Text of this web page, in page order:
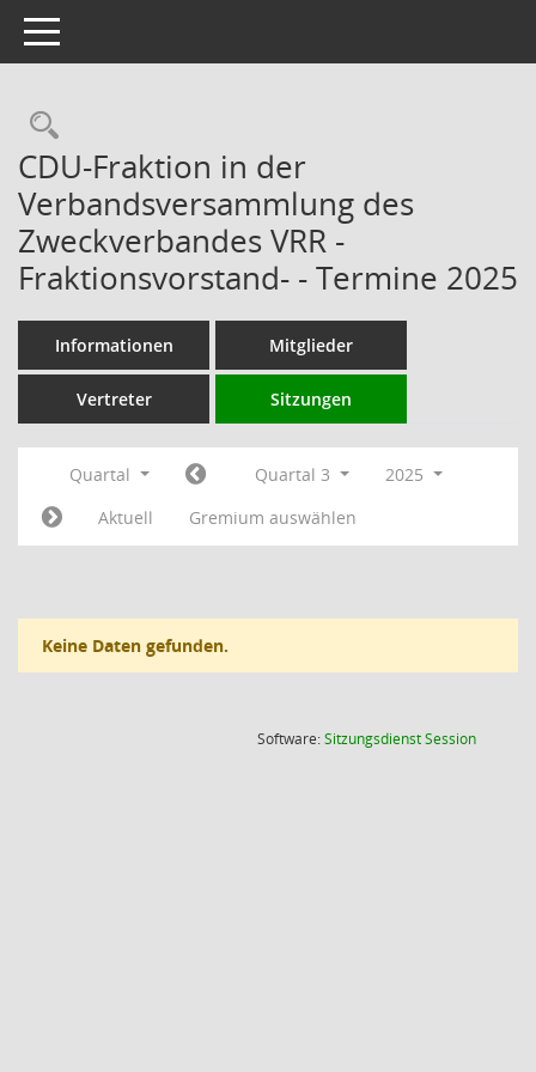
Toggle navigation
Rechercheauswahl
CDU-Fraktion in der
Verbandsversammlung des
Zweckverbandes VRR -
Fraktionsvorstand- - Termine 2025
Informationen Mitglieder
Vertreter Sitzungen
Quartal Quartal 3
2025
Aktuell
Gremium auswählen
Keine Daten gefunden.
Software:SitzungsdienstSession(Wird in